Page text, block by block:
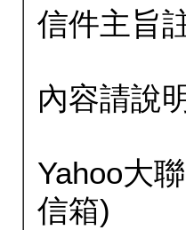
信件主旨
內容請說
Yahoo大
信箱)